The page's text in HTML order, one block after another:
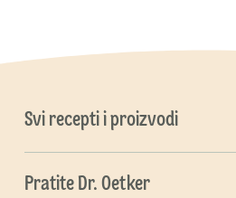
Svi recepti i proizvodi
Pratite Dr. Oetker